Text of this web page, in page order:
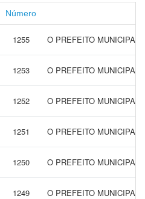
Número
1255 O PREFEITO MUNICIPAL
1253 O PREFEITO MUNICIPAL
1252 O PREFEITO MUNICIPAL
1251 O PREFEITO MUNICIPAL
1250 O PREFEITO MUNICIPAL
1249 O PREFEITO MUNICIPAL